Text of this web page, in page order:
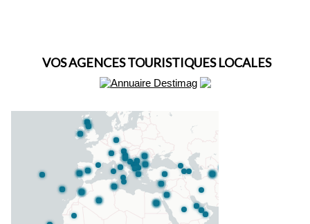
VOS AGENCES TOURISTIQUES LOCALES